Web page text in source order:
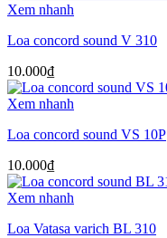
Xem nhanh
Loa concord sound V 310
10.000₫
Xem nhanh
Loa concord sound VS 10P
10.000₫
Xem nhanh
Loa Vatasa varich BL 310